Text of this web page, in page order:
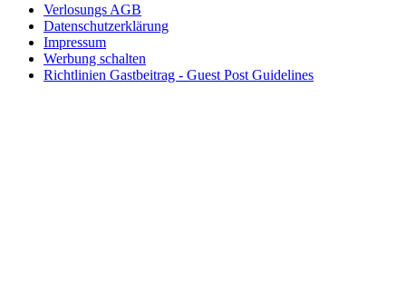
Verlosungs AGB
Datenschutzerklärung
Impressum
Werbung schalten
Richtlinien Gastbeitrag - Guest Post Guidelines